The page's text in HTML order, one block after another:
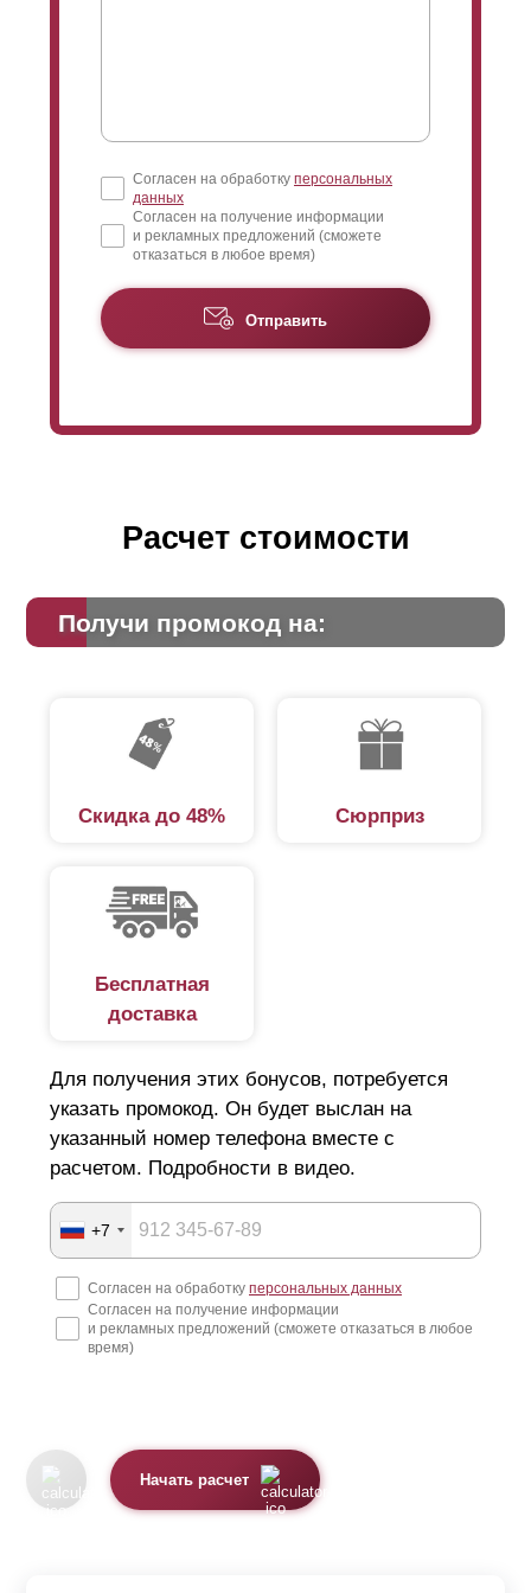
Согласен на обработку персональных
данных
Согласен на получение информации
и рекламных предложений (сможете
отказаться в любое время)
Отправить
Расчет стоимости
Получи промокод на:
Скидка до 48% Сюрприз
Бесплатная
доставка
Для получения этих бонусов, потребуется
указать промокод. Он будет выслан на
указанный номер телефона вместе с
расчетом. Подробности в видео.
+7
Согласен на обработку персональных данных
Согласен на получение информации
и рекламных предложений (сможете отказаться в любое
время)
Начать расчет